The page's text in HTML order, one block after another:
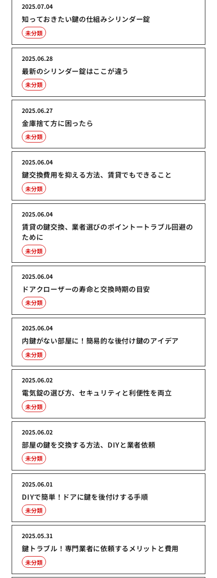
知っておきたい鍵の仕組みシリンダー錠
2025.07.04
未分類
最新のシリンダー錠はここが違う
2025.06.28
未分類
金庫捨て方に困ったら
2025.06.27
未分類
鍵交換費用を抑える方法、賃貸でもできること
2025.06.04
未分類
賃貸の鍵交換、業者選びのポイントートラブル回避の
ために
2025.06.04
未分類
ドアクローザーの寿命と交換時期の目安
2025.06.04
未分類
内鍵がない部屋に！簡易的な後付け鍵のアイデア
2025.06.04
未分類
電気錠の選び方、セキュリティと利便性を両立
2025.06.02
未分類
部屋の鍵を交換する方法、DIYと業者依頼
2025.06.02
未分類
DIYで簡単！ドアに鍵を後付けする手順
2025.06.01
未分類
鍵トラブル！専門業者に依頼するメリットと費用
2025.05.31
未分類